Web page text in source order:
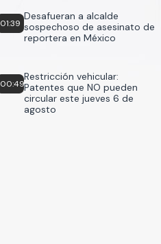
01:39
Desafueran a alcalde
sospechoso de asesinato de
reportera en México
00:49
Restricción vehicular:
Patentes que NO pueden
circular este jueves 6 de
agosto